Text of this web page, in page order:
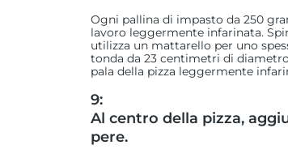
Ogni pallina di impasto da 250
lavoro leggermente infarinata.
utilizza un mattarello per uno
tonda da 23 centimetri di
pala della pizza leggermente
9:
Al centro della pizza,
pere.